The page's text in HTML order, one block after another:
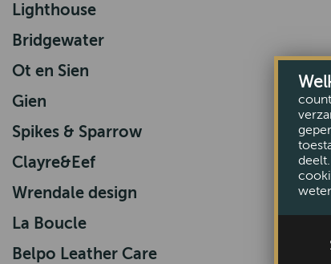
Lighthouse
Bridgewater
Ot en Sien
Gien
Spikes & Sparrow
Clayre&Eef
Wrendale design
La Boucle
Belpo Leather Care